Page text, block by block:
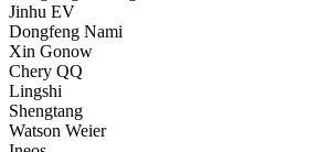
Jinhu EV
Dongfeng Nami
Xin Gonow
Chery QQ
Lingshi
Shengtang
Watson Weier